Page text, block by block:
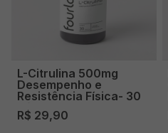
L-Citrulina 500mg
Desempenho e
Resistência Física- 30
cápsulas
R$ 29,90